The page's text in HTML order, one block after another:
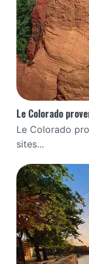
Le Colorado
Le Colorado
sites...